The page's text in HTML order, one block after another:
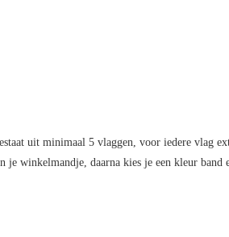
uit minimaal 5 vlaggen, voor iedere vlag
winkelmandje, daarna kies je een kleur